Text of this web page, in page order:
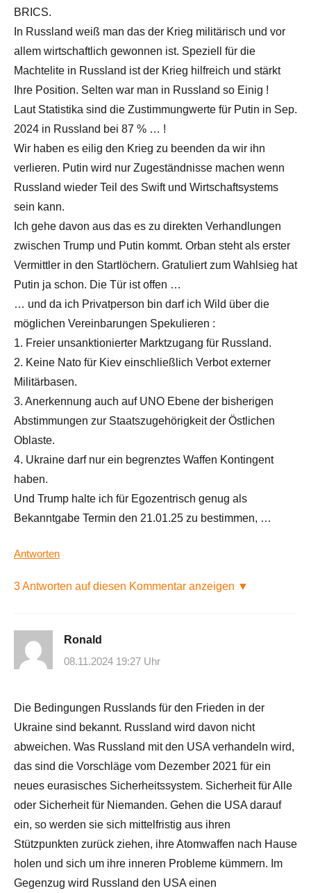
BRICS.
In Russland weiß man das der Krieg militärisch und vor
allem wirtschaftlich gewonnen ist. Speziell für die
Machtelite in Russland ist der Krieg hilfreich und stärkt
Ihre Position. Selten war man in Russland so Einig !
Laut Statistika sind die Zustimmungwerte für Putin in Sep.
2024 in Russland bei 87 % … !
Wir haben es eilig den Krieg zu beenden da wir ihn
verlieren. Putin wird nur Zugeständnisse machen wenn
Russland wieder Teil des Swift und Wirtschaftsystems
sein kann.
Ich gehe davon aus das es zu direkten Verhandlungen
zwischen Trump und Putin kommt. Orban steht als erster
Vermittler in den Startlöchern. Gratuliert zum Wahlsieg hat
Putin ja schon. Die Tür ist offen …
… und da ich Privatperson bin darf ich Wild über die
möglichen Vereinbarungen Spekulieren :
1. Freier unsanktionierter Marktzugang für Russland.
2. Keine Nato für Kiev einschließlich Verbot externer
Militärbasen.
3. Anerkennung auch auf UNO Ebene der bisherigen
Abstimmungen zur Staatszugehörigkeit der Östlichen
Oblaste.
4. Ukraine darf nur ein begrenztes Waffen Kontingent
haben.
Und Trump halte ich für Egozentrisch genug als
Bekanntgabe Termin den 21.01.25 zu bestimmen, …
Antworten
3 Antworten auf diesen Kommentar anzeigen ▼
Ronald
08.11.2024 19:27 Uhr
Die Bedingungen Russlands für den Frieden in der
Ukraine sind bekannt. Russland wird davon nicht
abweichen. Was Russland mit den USA verhandeln wird,
das sind die Vorschläge vom Dezember 2021 für ein
neues eurasisches Sicherheitssystem. Sicherheit für Alle
oder Sicherheit für Niemanden. Gehen die USA darauf
ein, so werden sie sich mittelfristig aus ihren
Stützpunkten zurück ziehen, ihre Atomwaffen nach Hause
holen und sich um ihre inneren Probleme kümmern. Im
Gegenzug wird Russland den USA einen